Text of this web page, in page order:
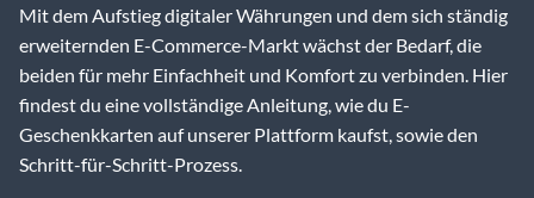
Mit dem Aufstieg digitaler Währungen und dem sich ständig
erweiternden E-Commerce-Markt wächst der Bedarf, die
beiden für mehr Einfachheit und Komfort zu verbinden. Hier
findest du eine vollständige Anleitung, wie du E-
Geschenkkarten auf unserer Plattform kaufst, sowie den
Schritt-für-Schritt-Prozess.